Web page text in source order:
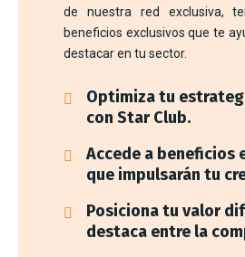
de nuestra red exclusiva,
beneficios exclusivos que te
destacar en tu sector.
Optimiza tu
con Star Club.
Accede a beneficios
que impulsarán tu
Posiciona tu valor
destaca entre la